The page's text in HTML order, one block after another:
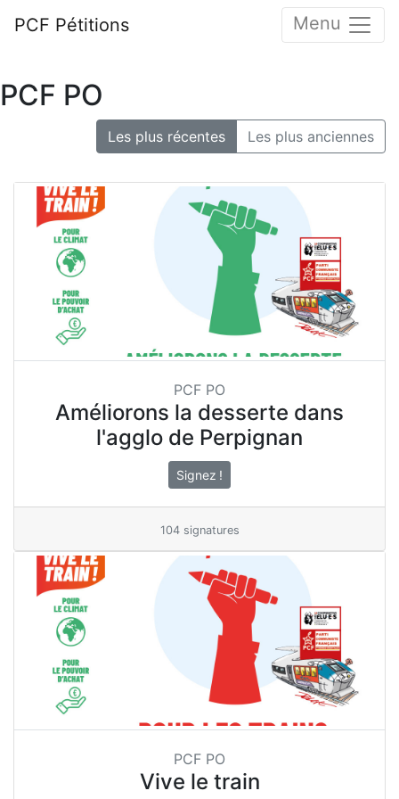
PCF Pétitions Menu
PCF PO
Les plus récentes Les plus anciennes
PCF PO
Améliorons la desserte dans
l'agglo de Perpignan
Signez !
104 signatures
PCF PO
Vive le train